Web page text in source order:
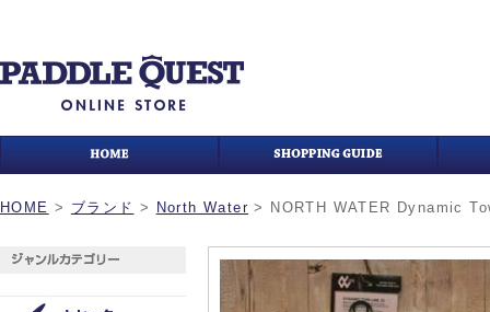
HOME > ブランド > North Water > NORTH WATER Dynamic